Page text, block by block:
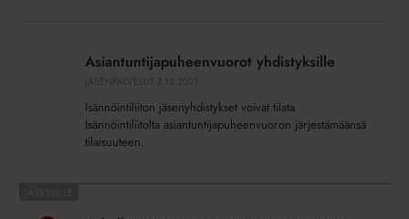
Asiantuntijapuheenvuorot yhdistyksille
Isännöintiliiton jäsenyhdistykset voivat tilata
Isännöintiliitolta asiantuntijapuheenvuoron järjestämäänsä
tilaisuuteen.
isompaan